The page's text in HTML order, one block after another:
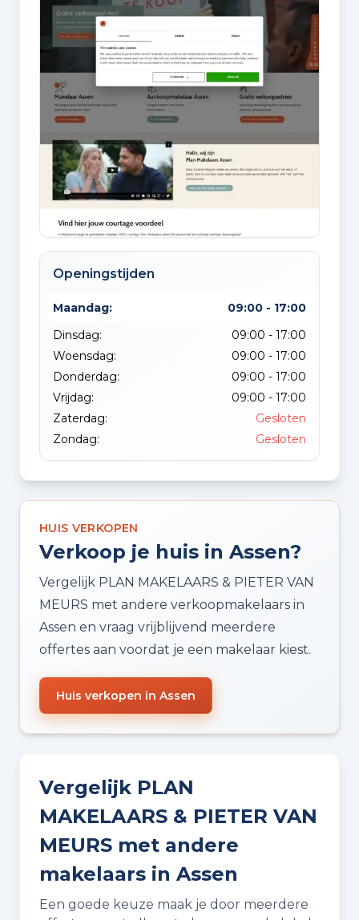
Openingstijden
Maandag:
09:00 - 17:00
Dinsdag:
09:00 - 17:00
Woensdag:
09:00 - 17:00
Donderdag:
09:00 - 17:00
Vrijdag:
09:00 - 17:00
Zaterdag:
Gesloten
Zondag:
Gesloten
HUIS VERKOPEN
Verkoop je huis in Assen?
Vergelijk PLAN MAKELAARS & PIETER VAN
MEURS met andere verkoopmakelaars in
Assen en vraag vrijblijvend meerdere
offertes aan voordat je een makelaar kiest.
Huis verkopen in Assen
Vergelijk PLAN
MAKELAARS & PIETER VAN
MEURS met andere
makelaars in Assen
Een goede keuze maak je door meerdere